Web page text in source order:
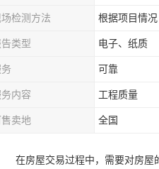
场检测方法 根据项目情况
类型 电子、纸质
可靠
务内容 工程质量
售卖地 全国
在房屋交易过程中，需要对房屋